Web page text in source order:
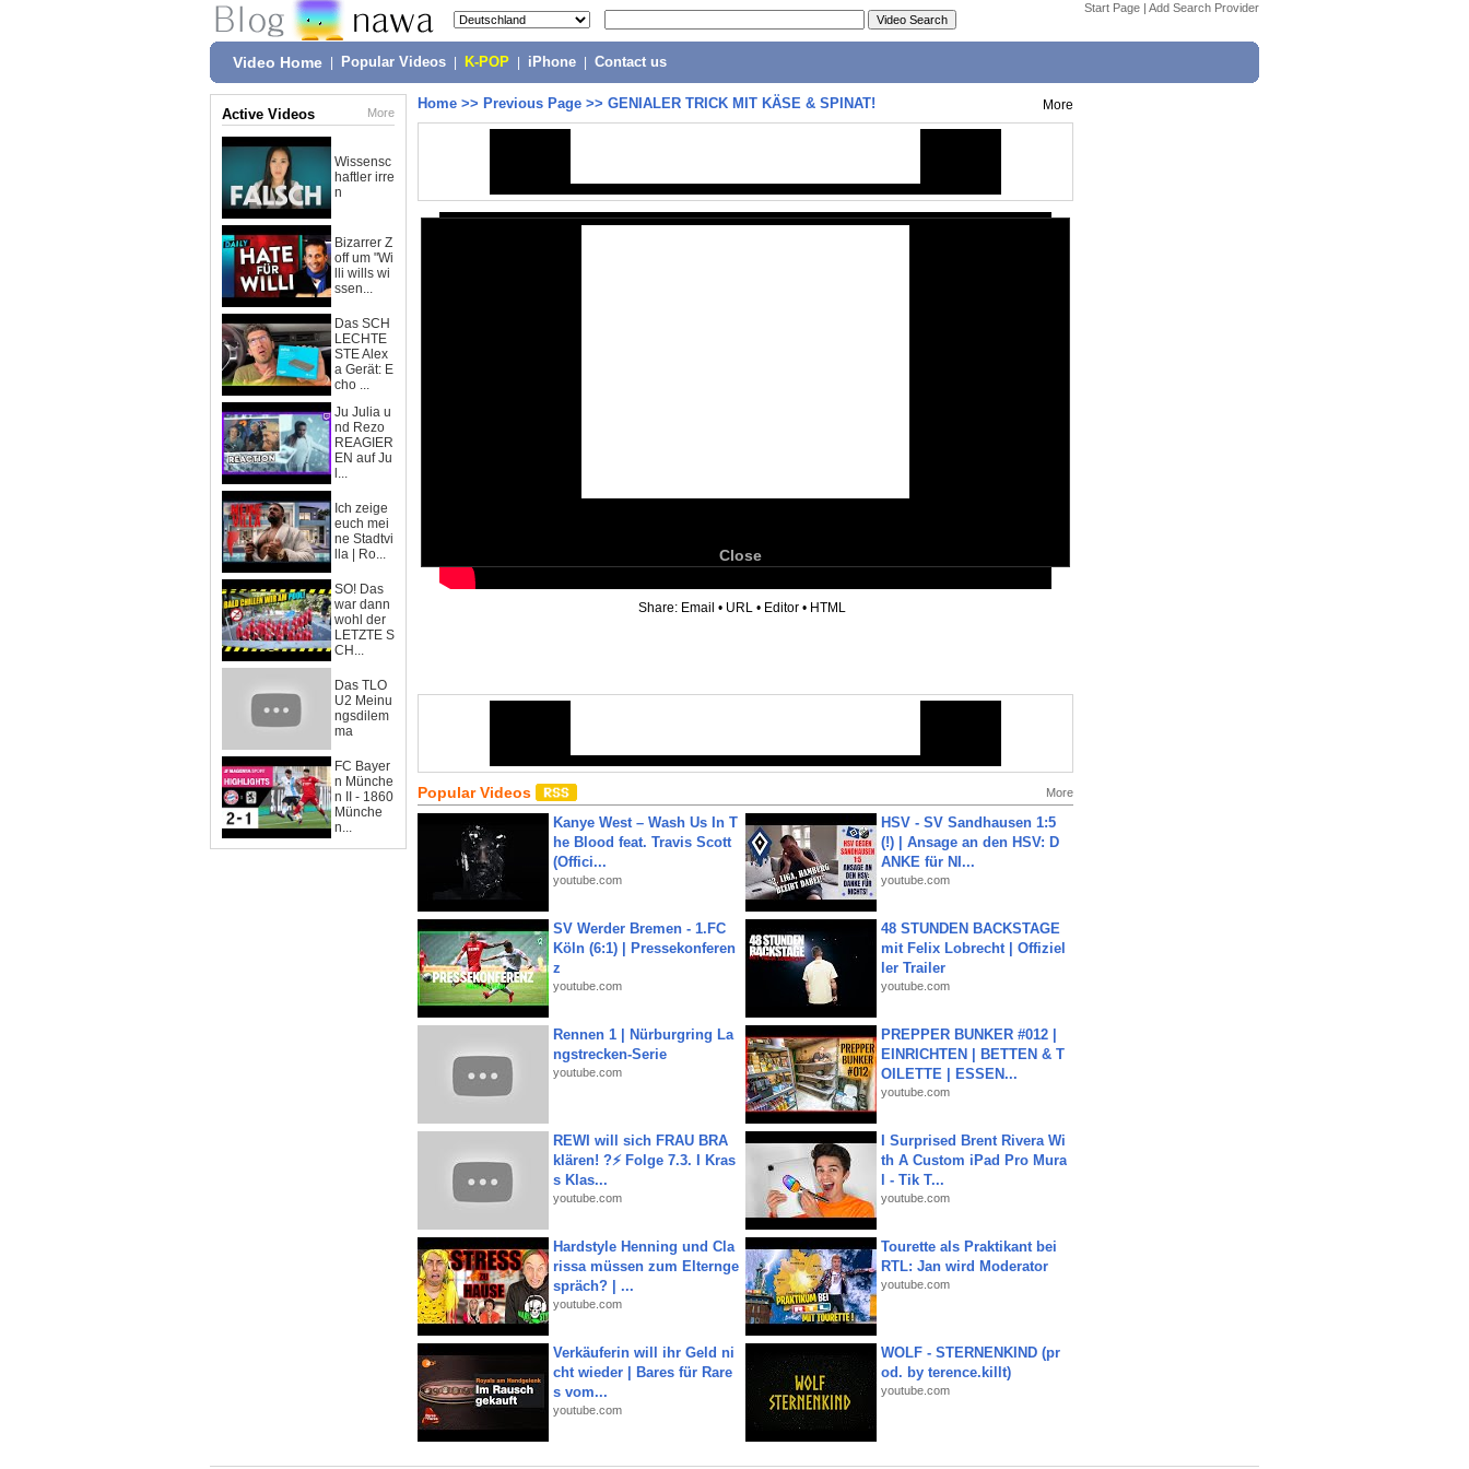
Start Page | Add Search Provider
Video Home Popular Videos K-POP iPhone Contact us
Active Videos More
Wissensc
haftler irre
n
Bizarrer Z
off um "Wi
lli wills wi
ssen...
Das SCH
LECHTE
STE Alex
a Gerät: E
cho ...
Ju Julia u
nd Rezo
REAGIER
EN auf Ju
l...
Ich zeige
euch mei
ne Stadtvi
lla | Ro...
SO! Das
war dann
wohl der
LETZTE S
CH...
Das TLO
U2 Meinu
ngsdilem
ma
FC Bayer
n Münche
n II - 1860
Münche
n...
Home >> Previous Page >> GENIALER TRICK MIT KÄSE & SPINAT! More
Close
Share: Email • URL • Editor • HTML
Popular Videos More
Kanye West – Wash Us In T
he Blood feat. Travis Scott
(Offici...
youtube.com
HSV - SV Sandhausen 1:5
(!) | Ansage an den HSV: D
ANKE für NI...
youtube.com
SV Werder Bremen - 1.FC
Köln (6:1) | Pressekonferen
z
youtube.com
48 STUNDEN BACKSTAGE
mit Felix Lobrecht | Offiziel
ler Trailer
youtube.com
Rennen 1 | Nürburgring La
ngstrecken-Serie
youtube.com
PREPPER BUNKER #012 |
EINRICHTEN | BETTEN & T
OILETTE | ESSEN...
youtube.com
REWI will sich FRAU BRA
klären! ?⚡️ Folge 7.3. I Kras
s Klas...
youtube.com
I Surprised Brent Rivera Wi
th A Custom iPad Pro Mura
l - Tik T...
youtube.com
Hardstyle Henning und Cla
rissa müssen zum Elternge
spräch? | ...
youtube.com
Tourette als Praktikant bei
RTL: Jan wird Moderator
youtube.com
Verkäuferin will ihr Geld ni
cht wieder | Bares für Rare
s vom...
youtube.com
WOLF - STERNENKIND (pr
od. by terence.killt)
youtube.com